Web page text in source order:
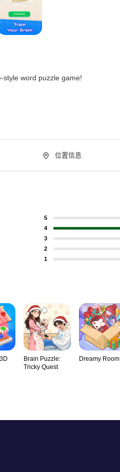
style word puzzle game!
位置信息
5
4
3
2
1
Brain Puzzle:
Tricky Quest
Dreamy Room